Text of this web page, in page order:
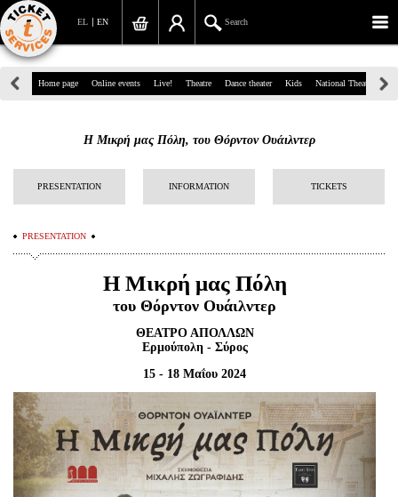
EN
EL Search
39, Panepistimiou Str, Athens
info@ticketservices.gr
Check out
Search your order
Personal Data
Home page Online events Live! Theatre Dance theater Kids National Theatre
Η Μικρή μας Πόλη, του Θόρντον Ουάιλντερ
PRESENTATION INFORMATION TICKETS
PRESENTATION
Η Μικρή μας Πόλη
του Θόρντον Ουάιλντερ
ΘΕΑΤΡΟ ΑΠΟΛΛΩΝ
Ερμούπολη - Σύρος
15 - 18 Μαΐου 2024